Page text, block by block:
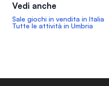
Vedi anche
Sale giochi in vendita in Italia
Tutte le attività in Umbria